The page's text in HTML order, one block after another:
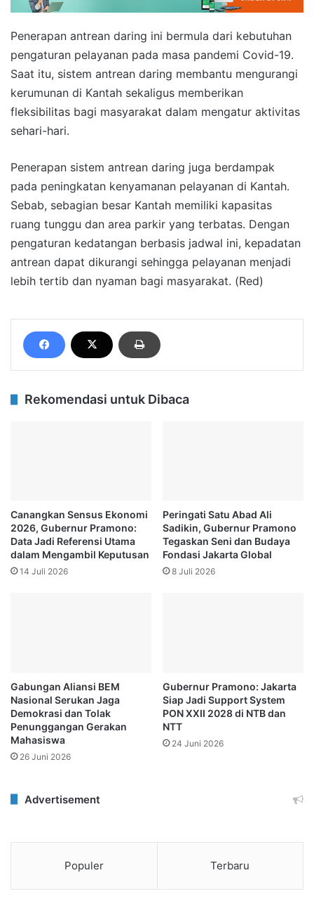
Penerapan antrean daring ini bermula dari kebutuhan
pengaturan pelayanan pada masa pandemi Covid-19.
Saat itu, sistem antrean daring membantu mengurangi
kerumunan di Kantah sekaligus memberikan
fleksibilitas bagi masyarakat dalam mengatur aktivitas
sehari-hari.
Penerapan sistem antrean daring juga berdampak
pada peningkatan kenyamanan pelayanan di Kantah.
Sebab, sebagian besar Kantah memiliki kapasitas
ruang tunggu dan area parkir yang terbatas. Dengan
pengaturan kedatangan berbasis jadwal ini, kepadatan
antrean dapat dikurangi sehingga pelayanan menjadi
lebih tertib dan nyaman bagi masyarakat. (Red)
Rekomendasi untuk Dibaca
Canangkan Sensus Ekonomi
2026, Gubernur Pramono:
Data Jadi Referensi Utama
dalam Mengambil Keputusan
14 Juli 2026
Peringati Satu Abad Ali
Sadikin, Gubernur Pramono
Tegaskan Seni dan Budaya
Fondasi Jakarta Global
8 Juli 2026
Gabungan Aliansi BEM
Nasional Serukan Jaga
Demokrasi dan Tolak
Penunggangan Gerakan
Mahasiswa
26 Juni 2026
Gubernur Pramono: Jakarta
Siap Jadi Support System
PON XXII 2028 di NTB dan
NTT
24 Juni 2026
Advertisement
Populer Terbaru